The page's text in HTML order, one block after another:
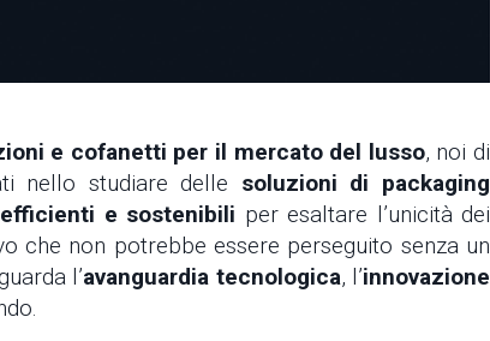
e cofanetti per il mercato del lusso, noi di
nello studiare delle soluzioni di packaging
e sostenibili per esaltare l’unicità dei
che non potrebbe essere perseguito senza un
l’avanguardia tecnologica, l’innovazione